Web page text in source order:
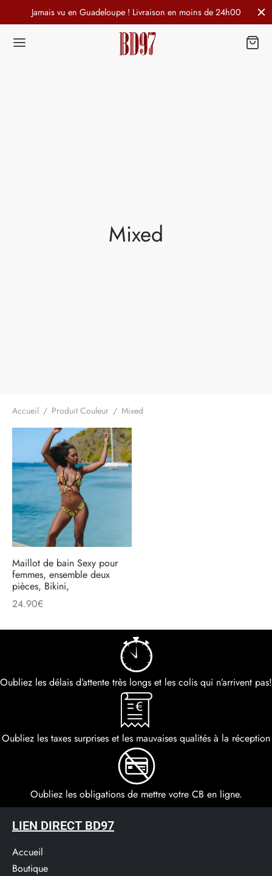
Jamais vu en Guadeloupe ! Livraison en moins de 24h00
Mixed
Accueil / Produit Couleur / Mixed
Maillot de bain Sexy pour
femmes, ensemble deux
pièces, Bikini,
24.90€
Oubliez les délais d’attente très longs et les colis qui n’arrivent pas!
Oubliez les taxes surprises et les mauvaises qualités à la réception
Oubliez les obligations de mettre votre CB en ligne.
LIEN DIRECT BD97
Accueil
Boutique